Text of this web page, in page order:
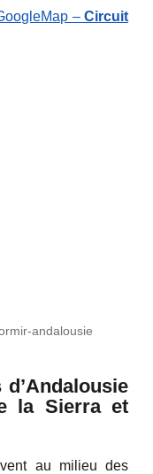
– Circuit
andalousie
la Sierra et
au milieu des